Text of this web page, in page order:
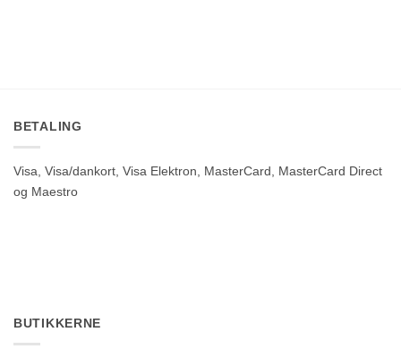
BETALING
Visa, Visa/dankort, Visa Elektron, MasterCard, MasterCard Direct
og Maestro
BUTIKKERNE